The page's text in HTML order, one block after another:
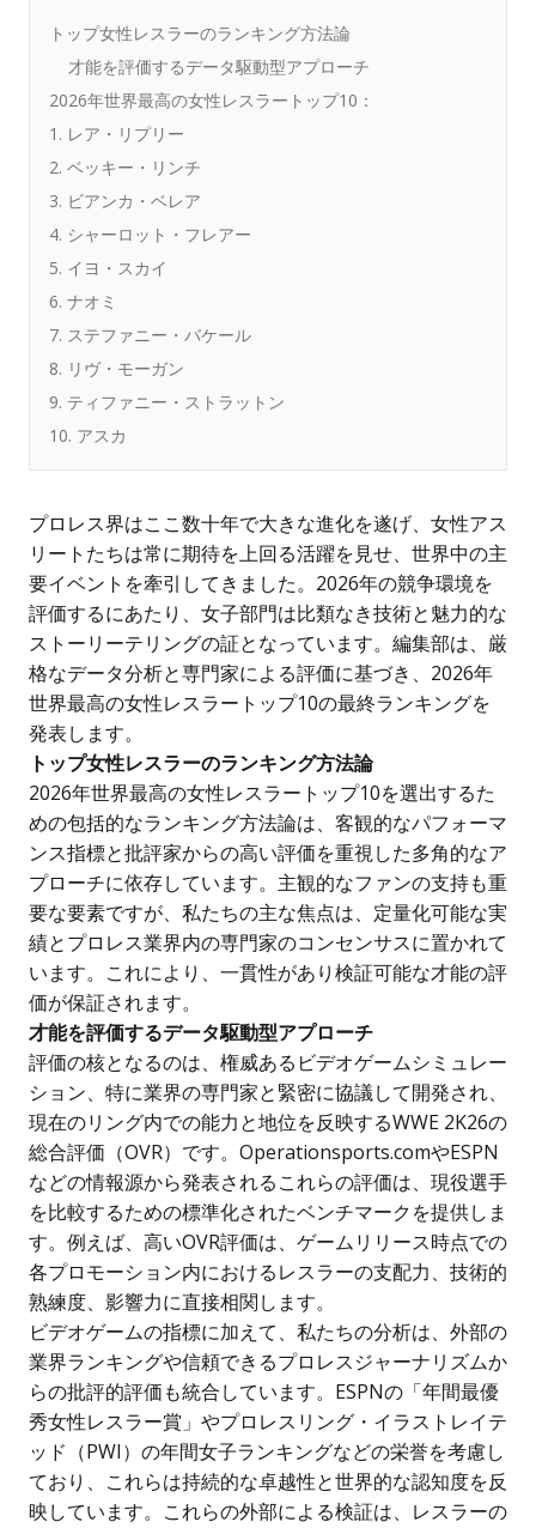
トップ女性レスラーのランキング方法論
才能を評価するデータ駆動型アプローチ
2026年世界最高の女性レスラートップ10：
1. レア・リプリー
2. ベッキー・リンチ
3. ビアンカ・ベレア
4. シャーロット・フレアー
5. イヨ・スカイ
6. ナオミ
7. ステファニー・バケール
8. リヴ・モーガン
9. ティファニー・ストラットン
10. アスカ
プロレス界はここ数十年で大きな進化を遂げ、女性アス
リートたちは常に期待を上回る活躍を見せ、世界中の主
要イベントを牽引してきました。2026年の競争環境を
評価するにあたり、女子部門は比類なき技術と魅力的な
ストーリーテリングの証となっています。編集部は、厳
格なデータ分析と専門家による評価に基づき、 2026年
世界最高の女性レスラートップ10の最終ランキングを
発表します。
トップ女性レスラーのランキング方法論
2026年世界最高の女性レスラートップ10を選出するた
めの包括的なランキング方法論は、客観的なパフォーマ
ンス指標と批評家からの高い評価を重視した多角的なア
プローチに依存しています。主観的なファンの支持も重
要な要素ですが、私たちの主な焦点は、定量化可能な実
績とプロレス業界内の専門家のコンセンサスに置かれて
います。これにより、一貫性があり検証可能な才能の評
価が保証されます。
才能を評価するデータ駆動型アプローチ
評価の核となるのは、権威あるビデオゲームシミュレー
ション、特に業界の専門家と緊密に協議して開発され、
現在のリング内での能力と地位を反映するWWE 2K26の
総合評価（OVR）です。Operationsports.comやESPN
などの情報源から発表されるこれらの評価は、現役選手
を比較するための標準化されたベンチマークを提供しま
す。例えば、高いOVR評価は、ゲームリリース時点での
各プロモーション内におけるレスラーの支配力、技術的
熟練度、影響力に直接相関します。
ビデオゲームの指標に加えて、私たちの分析は、外部の
業界ランキングや信頼できるプロレスジャーナリズムか
らの批評的評価も統合しています。ESPNの「年間最優
秀女性レスラー賞」やプロレスリング・イラストレイテ
ッド（PWI）の年間女子ランキングなどの栄誉を考慮し
ており、これらは持続的な卓越性と世界的な認知度を反
映しています。これらの外部による検証は、レスラーの